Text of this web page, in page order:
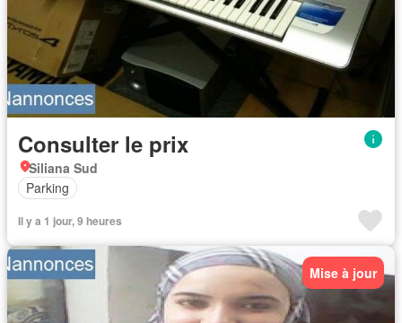
Consulter le prix
Siliana Sud
Parking
Il y a 1 jour, 9 heures
Mise à jour